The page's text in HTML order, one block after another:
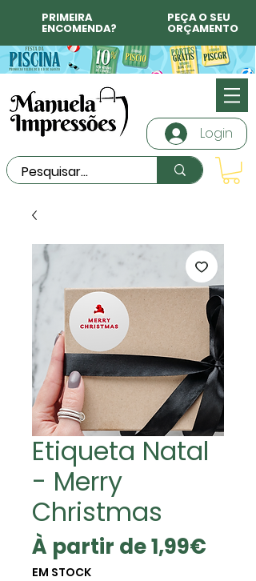
PRIMEIRA
ENCOMENDA?
PEÇA O SEU
ORÇAMENTO
Login
Etiqueta Natal
- Merry
Christmas
À partir de1,99€
EM STOCK